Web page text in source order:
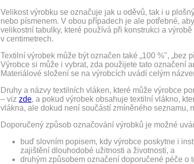
Velikost výrobku se označuje jak u oděvů, tak i u
nebo písmenem. V obou případech je ale potřebné,
velikostní tabulky, které používá při konstrukci a
v centimetrech.
Textilní výrobek může být označen také „100 %",
Výrobce si může i vybrat, zda použijete tato označení
Materiálové složení se na výrobcích uvádí celým
Druhy a názvy textilních vláken, které může výrobce
– viz zde, a pokud výrobek obsahuje textilní vlákno,
vlákna, ale dokud není součástí zmíněného seznamu,
Doporučený způsob označování výrobků je možné
buď slovním popisem, kdy výrobce poskytne i
zajištění dlouhodobé užitnosti a životnosti, a
druhým způsobem označení doporučené péče